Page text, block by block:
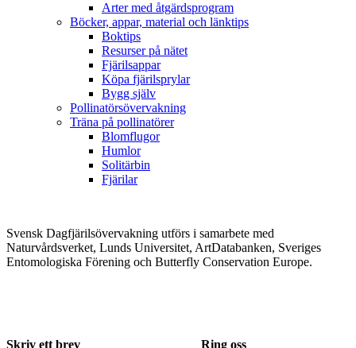
Arter med åtgärdsprogram
Böcker, appar, material och länktips
Boktips
Resurser på nätet
Fjärilsappar
Köpa fjärilsprylar
Bygg själv
Pollinatörsövervakning
Träna på pollinatörer
Blomflugor
Humlor
Solitärbin
Fjärilar
Svensk Dagfjärilsövervakning utförs i samarbete med
Naturvårdsverket, Lunds Universitet, ArtDatabanken, Sveriges
Entomologiska Förening och Butterfly Conservation Europe.
Skriv ett brev Ring oss